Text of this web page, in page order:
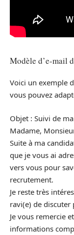
Modèle d’e-mail
Voici un exemple
vous pouvez
Objet : Suivi de
Madame,
Suite à ma
que je vous ai
vers vous pour
recrutement.
Je reste très
ravi(e) de discuter
Je vous remercie
informations